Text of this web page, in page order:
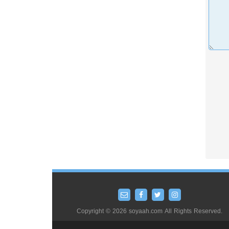
Copyright © 2026 soyaah.com All Rights Reserved.